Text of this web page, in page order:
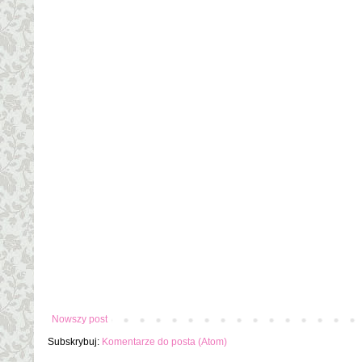
Nowszy post
Subskrybuj: Komentarze do posta (Atom)